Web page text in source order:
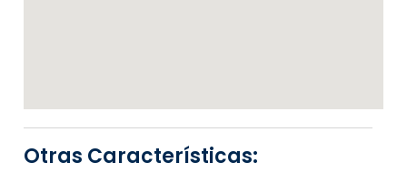
Otras Características: